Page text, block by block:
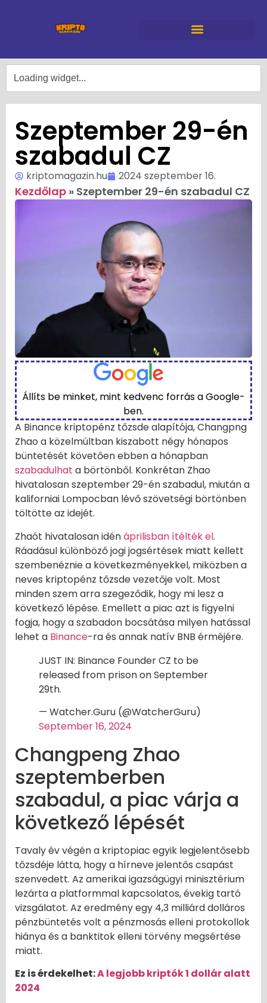
Szeptember 29-én
szabadul CZ
kriptomagazin.hu 2024 szeptember 16.
Kezdőlap » Szeptember 29-én szabadul CZ
Állíts be minket, mint kedvenc forrás a Google-
ben.
A Binance kriptopénz tőzsde alapítója, Changpng
Zhao a közelmúltban kiszabott négy hónapos
büntetését követően ebben a hónapban
szabadulhat a börtönből. Konkrétan Zhao
hivatalosan szeptember 29-én szabadul, miután a
kaliforniai Lompocban lévő szövetségi börtönben
töltötte az idejét.
Zhaót hivatalosan idénáprilisban ítélték el.
Ráadásul különböző jogi jogsértések miatt kellett
szembenéznie a következményekkel, miközben a
neves kriptopénz tőzsde vezetője volt. Most
minden szem arra szegeződik, hogy mi lesz a
következő lépése. Emellett a piac azt is figyelni
fogja, hogy a szabadon bocsátása milyen hatással
lehet a Binance-ra és annak natív BNB érméjére.
JUST IN: Binance Founder CZ to be
released from prison on September
29th.
— Watcher.Guru (@WatcherGuru)
September 16, 2024
Changpeng Zhao
szeptemberben
szabadul, a piac várja a
következő lépését
Tavaly év végén a kriptopiac egyik legjelentősebb
tőzsdéje látta, hogy a hírneve jelentős csapást
szenvedett. Az amerikai igazságügyi minisztérium
lezárta a platformmal kapcsolatos, évekig tartó
vizsgálatot. Az eredmény egy 4,3 milliárd dolláros
pénzbüntetés volt a pénzmosás elleni protokollok
hiánya és a banktitok elleni törvény megsértése
miatt.
Ez is érdekelhet:A legjobb kriptók 1 dollár alatt
2024